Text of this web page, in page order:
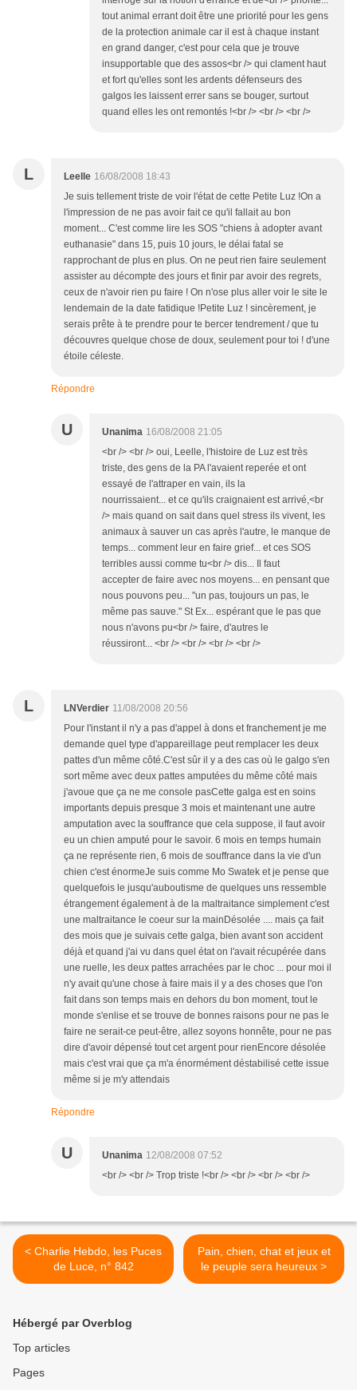
tout animal errant doit être une priorité pour les gens
de la protection animale car il est à chaque instant
en grand danger, c'est pour cela que je trouve
insupportable que des assos<br /> qui clament haut
et fort qu'elles sont les ardents défenseurs des
galgos les laissent errer sans se bouger, surtout
quand elles les ont remontés !<br /> <br /> <br />
L Leelle 16/08/2008 18:43
Je suis tellement triste de voir l'état de cette Petite Luz !On a
l'impression de ne pas avoir fait ce qu'il fallait au bon
moment... C'est comme lire les SOS "chiens à adopter avant
euthanasie" dans 15, puis 10 jours, le délai fatal se
rapprochant de plus en plus. On ne peut rien faire seulement
assister au décompte des jours et finir par avoir des regrets,
ceux de n'avoir rien pu faire ! On n'ose plus aller voir le site le
lendemain de la date fatidique !Petite Luz ! sincèrement, je
serais prête à te prendre pour te bercer tendrement / que tu
découvres quelque chose de doux, seulement pour toi ! d'une
étoile céleste.
Répondre
U Unanima 16/08/2008 21:05
<br /> <br /> oui, Leelle, l'histoire de Luz est très
triste, des gens de la PA l'avaient reperée et ont
essayé de l'attraper en vain, ils la
nourrissaient... et ce qu'ils craignaient est arrivé,<br
/> mais quand on sait dans quel stress ils vivent, les
animaux à sauver un cas après l'autre, le manque de
temps... comment leur en faire grief... et ces SOS
terribles aussi comme tu<br /> dis... Il faut
accepter de faire avec nos moyens... en pensant que
nous pouvons peu... "un pas, toujours un pas, le
même pas sauve." St Ex... espérant que le pas que
nous n'avons pu<br /> faire, d'autres le
réussiront... <br /> <br /> <br /> <br />
L LNVerdier 11/08/2008 20:56
Pour l'instant il n'y a pas d'appel à dons et franchement je me
demande quel type d'appareillage peut remplacer les deux
pattes d'un même côté.C'est sûr il y a des cas où le galgo s'en
sort même avec deux pattes amputées du même côté mais
j'avoue que ça ne me console pasCette galga est en soins
importants depuis presque 3 mois et maintenant une autre
amputation avec la souffrance que cela suppose, il faut avoir
eu un chien amputé pour le savoir. 6 mois en temps humain
ça ne représente rien, 6 mois de souffrance dans la vie d'un
chien c'est énormeJe suis comme Mo Swatek et je pense que
quelquefois le jusqu'auboutisme de quelques uns ressemble
étrangement également à de la maltraitance simplement c'est
une maltraitance le coeur sur la mainDésolée .... mais ça fait
des mois que je suivais cette galga, bien avant son accident
déjà et quand j'ai vu dans quel état on l'avait récupérée dans
une ruelle, les deux pattes arrachées par le choc ... pour moi il
n'y avait qu'une chose à faire mais il y a des choses que l'on
fait dans son temps mais en dehors du bon moment, tout le
monde s'enlise et se trouve de bonnes raisons pour ne pas le
faire ne serait-ce peut-être, allez soyons honnête, pour ne pas
dire d'avoir dépensé tout cet argent pour rienEncore désolée
mais c'est vrai que ça m'a énormément déstabilisé cette issue
même si je m'y attendais
Répondre
U Unanima 12/08/2008 07:52
<br /> <br /> Trop triste !<br /> <br /> <br /> <br />
< Charlie Hebdo, les Puces
de Luce, n° 842
Pain, chien, chat et jeux et
le peuple sera heureux >
Hébergé par Overblog
Top articles
Pages